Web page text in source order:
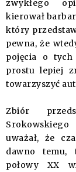
zwykłego
kierował
który
pewna, że
pojęcia o tych
prostu lepiej
towarzyszyć
Zbiór
uważał, że
dawno temu,
połowy XX